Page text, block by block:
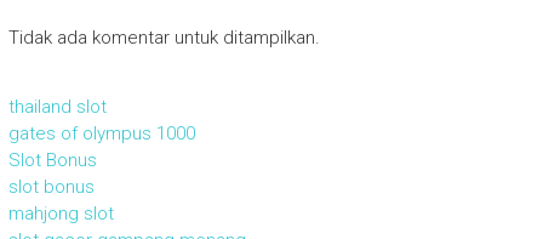
Tidak ada komentar untuk ditampilkan.
thailand slot
gates of olympus 1000
Slot Bonus
slot bonus
mahjong slot